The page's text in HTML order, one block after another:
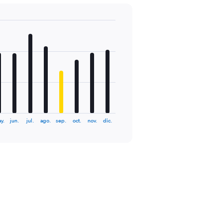
jun. jul. ago. sep. oct. nov. dic.